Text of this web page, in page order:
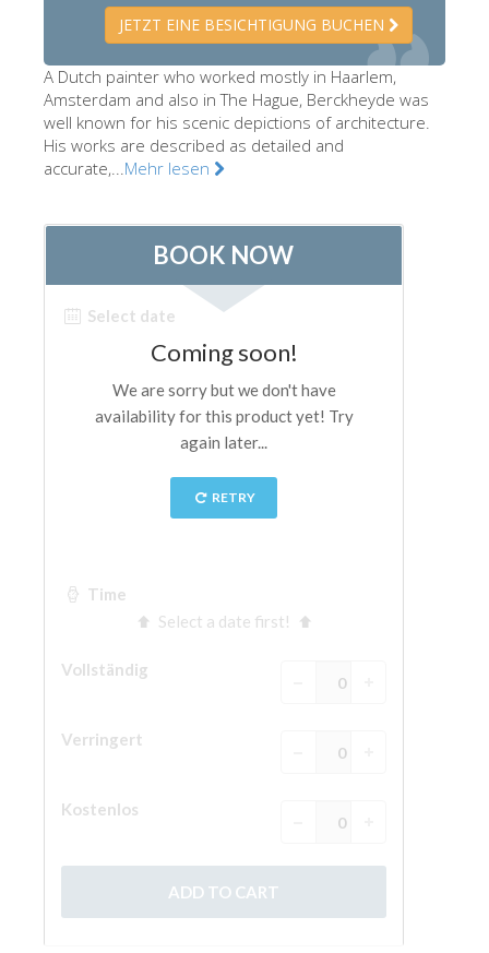
Bargello Museum
Palatina Galerie
Medici Kapelle
San Marco Museum
Opificio delle Pietre Dure
Museo Galileo
Vasari Corridor
Palazzo Vecchio
Santa Maria Novella
JETZT EINE BESICHTIGUNG BUCHEN
A Dutch painter who worked mostly in Haarlem,
Amsterdam and also in The Hague, Berckheyde was
well known for his scenic depictions of architecture.
His works are described as detailed and
accurate,...Mehr lesen